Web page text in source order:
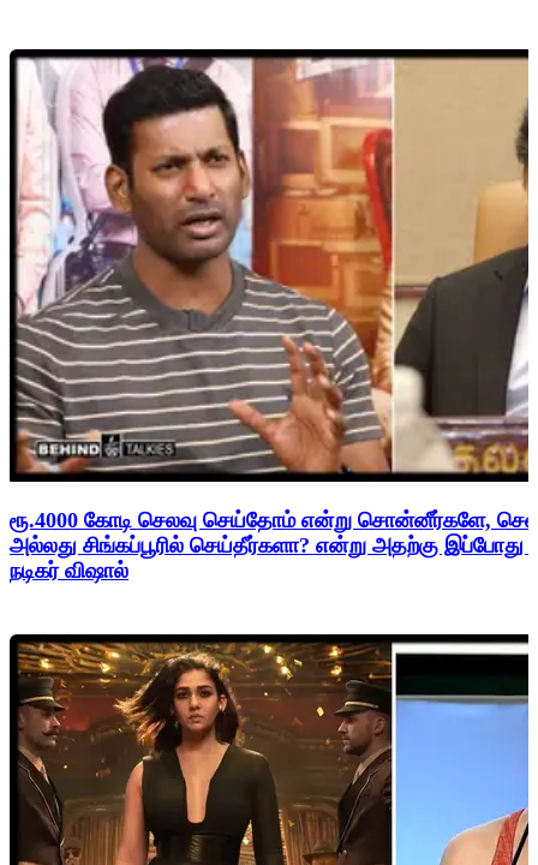
ரூ.4000 கோடி செலவு செய்தோம் என்று சொன்னீர்களே,
அல்லது சிங்கப்பூரில் செய்தீர்களா? என்று அதற்கு
நடிகர் விஷால்